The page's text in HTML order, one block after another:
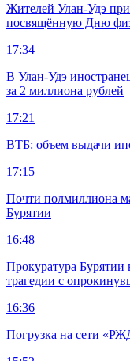
Жителей Улан-Удэ
посвящённую Дню
17:34
В Улан-Удэ
за 2 миллиона рублей
17:21
ВТБ: объем выдачи
17:15
Почти полмиллиона
Бурятии
16:48
Прокуратура Бурятии
трагедии с
16:36
Погрузка на сети